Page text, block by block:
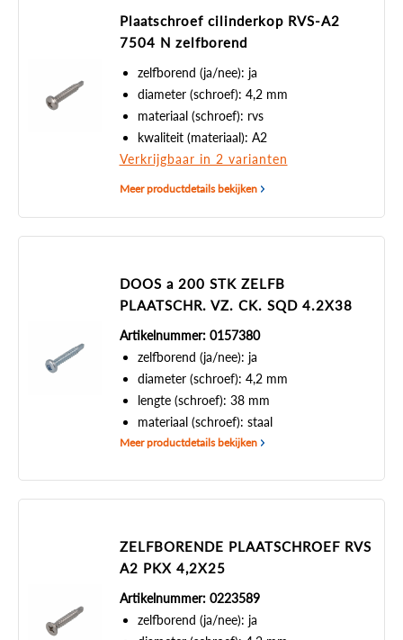
Plaatschroef cilinderkop RVS-A2
7504 N zelfborend
zelfborend (ja/nee): ja
diameter (schroef): 4,2 mm
materiaal (schroef): rvs
kwaliteit (materiaal): A2
Verkrijgbaar in 2 varianten
Meer productdetails bekijken
DOOS a 200 STK ZELFB
PLAATSCHR. VZ. CK. SQD 4.2X38
Artikelnummer: 0157380
zelfborend (ja/nee): ja
diameter (schroef): 4,2 mm
lengte (schroef): 38 mm
materiaal (schroef): staal
Meer productdetails bekijken
ZELFBORENDE PLAATSCHROEF RVS
A2 PKX 4,2X25
Artikelnummer: 0223589
zelfborend (ja/nee): ja